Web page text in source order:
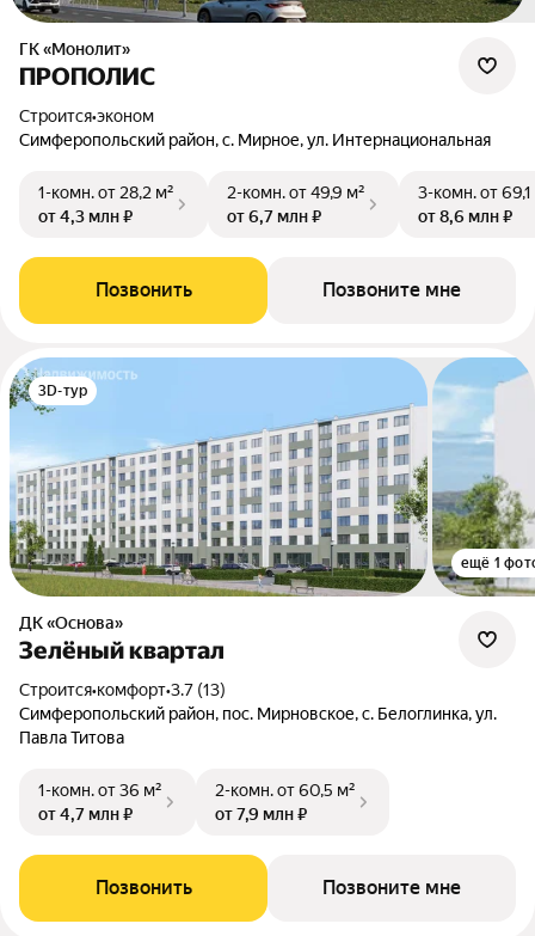
ГК «Монолит»
ПРОПОЛИС
Строится•эконом
Симферопольский район, с. Мирное, ул. Интернациональная
1-комн.от 28,2 м²
от 4,3 млн ₽
2-комн.от 49,9 м²
от 6,7 млн ₽
3-комн.от
от 8,6 млн ₽
Позвонить Позвоните мне
3D-тур
ещё 1
ДК «Основа»
Зелёный квартал
Строится•комфорт•3.7 (13)
Симферопольский район, пос. Мирновское, с. Белоглинка, ул.
Павла Титова
1-комн.от 36 м²
от 4,7 млн ₽
2-комн.от 60,5 м²
от 7,9 млн ₽
Позвонить Позвоните мне